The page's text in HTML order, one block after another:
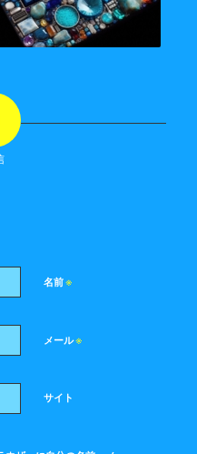
名前※
メール※
サイト